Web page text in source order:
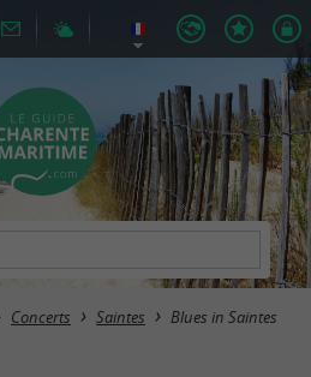
Concerts Saintes Blues in Saintes